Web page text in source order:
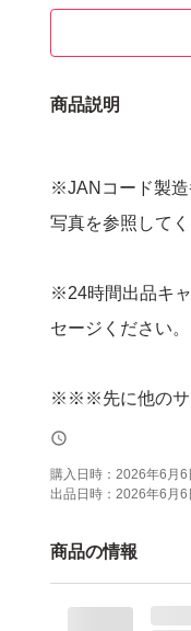
商品説明
※JANコード製造
写真を参照してく
※24時間出品キ
セージください。
※※※先に他のサ
でもキャンセル
☆ドクターシーラ
R 200g
購入日時： 2026年6月6
出品日時： 2026年6月6
商品の情報